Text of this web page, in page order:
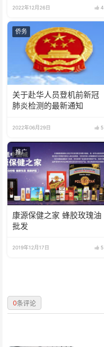
2022年12月26日 4
侨务
关于赴华人员登机前新冠
肺炎检测的最新通知
2022年06月29日 5
推广
康源保健之家 蜂胶玫瑰油
批发
2019年12月17日 5
0条评论